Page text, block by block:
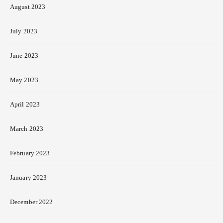
August 2023
July 2023
June 2023
May 2023
April 2023
March 2023
February 2023
January 2023
December 2022